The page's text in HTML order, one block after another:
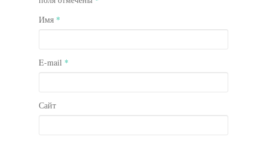
Имя *
E-mail *
Сайт